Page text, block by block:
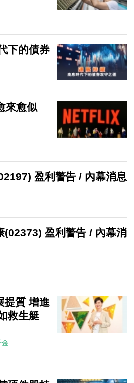
下的債券
來愈似
盈利警告 / 內幕消息
(02373) 盈利警告 / 內幕消
提質 增進
救生艇
金